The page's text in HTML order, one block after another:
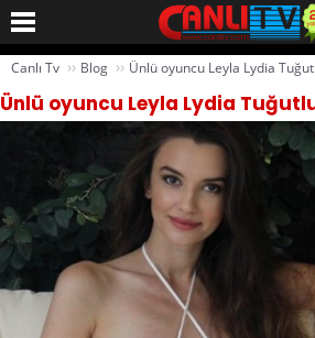
Canlı Tv ›› Blog ›› Ünlü oyuncu Leyla Lydia
Ünlü oyuncu Leyla Lydia